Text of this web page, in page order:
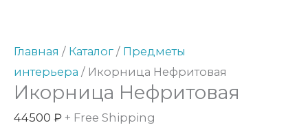
Главная / Каталог / Предметы
интерьера / Икорница Нефритовая
Икорница Нефритовая
44500 ₽ + Free Shipping